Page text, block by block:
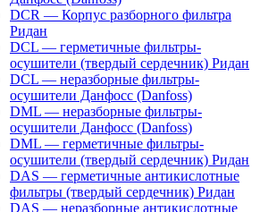
DCR — Корпус разборного фильтра
Ридан
DCL — герметичные фильтры-
осушители (твердый сердечник) Ридан
DCL — неразборные фильтры-
осушители Данфосс (Danfoss)
DML — неразборные фильтры-
осушители Данфосс (Danfoss)
DML — герметичные фильтры-
осушители (твердый сердечник) Ридан
DAS — герметичные антикислотные
фильтры (твердый сердечник) Ридан
DAS — неразборные антикислотные